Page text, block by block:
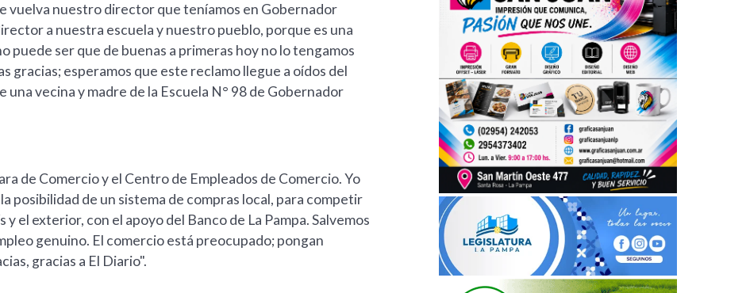
vuelva nuestro director que teníamos en Gobernador
a nuestra escuela y nuestro pueblo, porque es una
puede ser que de buenas a primeras hoy no lo tengamos
gracias; esperamos que este reclamo llegue a oídos del
vecina y madre de la Escuela N° 98 de Gobernador
de Comercio y el Centro de Empleados de Comercio. Yo
posibilidad de un sistema de compras local, para competir
el exterior, con el apoyo del Banco de La Pampa. Salvemos
genuino. El comercio está preocupado; pongan
gracias a El Diario".